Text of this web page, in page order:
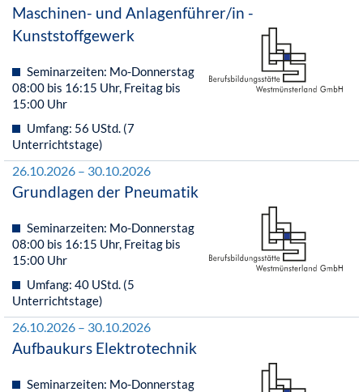
Maschinen- und Anlagenführer/in -
Kunststoffgewerk
Seminarzeiten: Mo-Donnerstag
08:00 bis 16:15 Uhr, Freitag bis
15:00 Uhr
Umfang: 56 UStd. (7
Unterrichtstage)
26.10.2026 – 30.10.2026
Grundlagen der Pneumatik
Seminarzeiten: Mo-Donnerstag
08:00 bis 16:15 Uhr, Freitag bis
15:00 Uhr
Umfang: 40 UStd. (5
Unterrichtstage)
26.10.2026 – 30.10.2026
Aufbaukurs Elektrotechnik
Seminarzeiten: Mo-Donnerstag